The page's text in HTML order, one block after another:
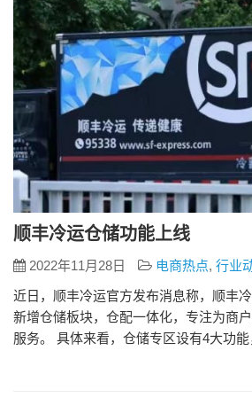
顺丰冷运仓储功能上线
2022年11月28日 电商热点, 行业
近日，顺丰冷运官方发布消息称，顺丰
新增仓储板块，仓配一体化，专注为商
服务。 具体来看，仓储专区设有4大功
仓预约、解决方案和增值服务，支持用